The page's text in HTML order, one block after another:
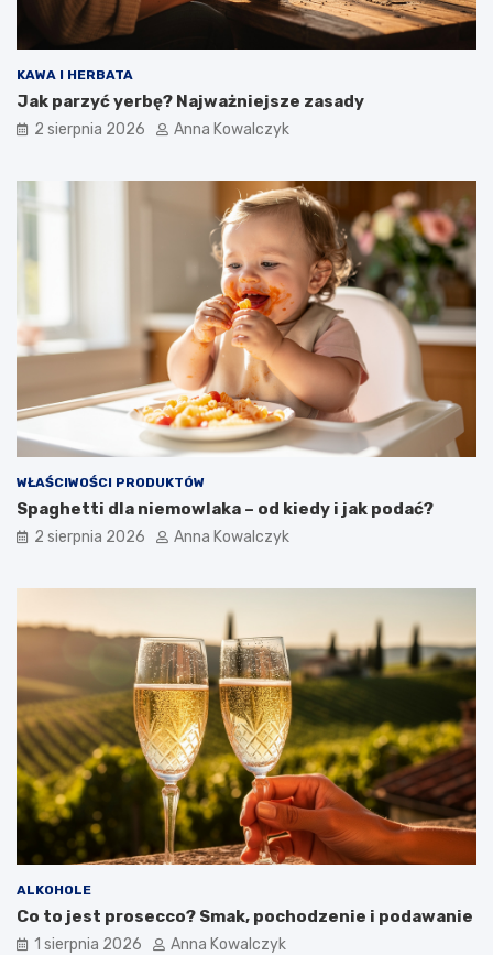
KAWA I HERBATA
Jak parzyć yerbę? Najważniejsze zasady
2 sierpnia 2026 Anna Kowalczyk
WŁAŚCIWOŚCI PRODUKTÓW
Spaghetti dla niemowlaka – od kiedy i jak podać?
2 sierpnia 2026 Anna Kowalczyk
ALKOHOLE
Co to jest prosecco? Smak, pochodzenie i podawanie
1 sierpnia 2026 Anna Kowalczyk